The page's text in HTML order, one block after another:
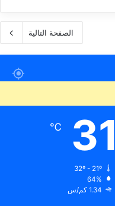
الصفحة التالية
31
℃
64%
1.34 كم/س